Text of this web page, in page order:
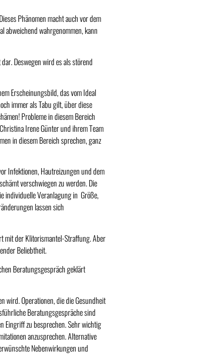
Phänomen macht auch vor dem
abweichend wahrgenommen, kann
Deswegen wird es als störend
Erscheinungsbild, das vom Ideal
immer als Tabu gilt, über diese
Probleme in diesem Bereich
Irene Günter und ihrem Team
in diesem Bereich sprechen, ganz
Infektionen, Hautreizungen und dem
verschwiegen zu werden. Die
individuelle Veranlagung in Größe,
lassen sich
mit der Klitorismantel-Straffung. Aber
Beliebtheit.
Beratungsgespräch geklärt
wird. Operationen, die die Gesundheit
Beratungsgespräche sind
Eingriff zu besprechen. Sehr wichtig
anzusprechen. Alternative
Nebenwirkungen und